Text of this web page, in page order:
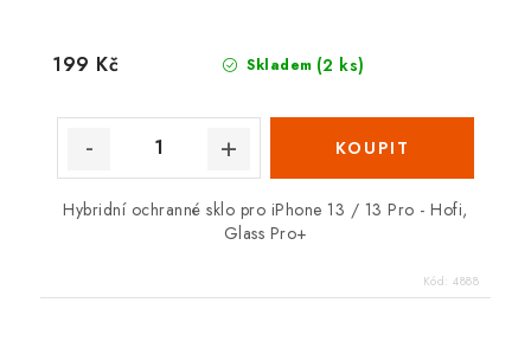
Skladem (2 ks)
199 Kč
Hybridní ochranné sklo pro iPhone 13 / 13 Pro - Hofi,
Glass Pro+
Kód: 4888